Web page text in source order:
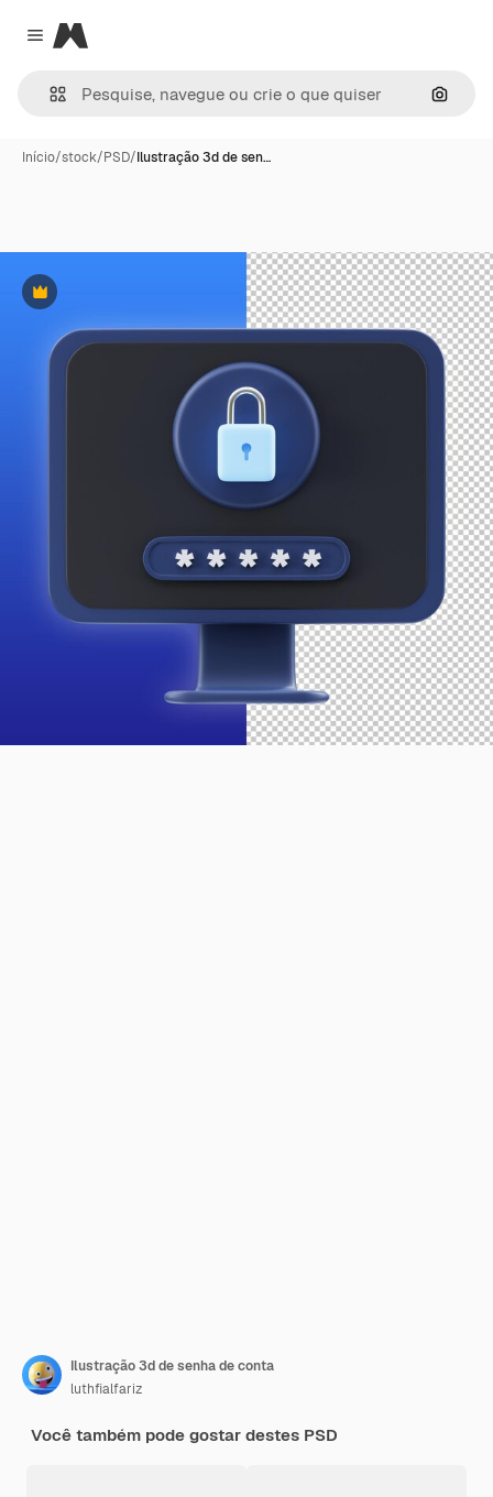
Close menu
Magnific
Início/stock/PSD/Ilustração 3d de sen…
Premium
Ilustração 3d de senha de conta
luthfialfariz
Você também pode gostar destes PSD